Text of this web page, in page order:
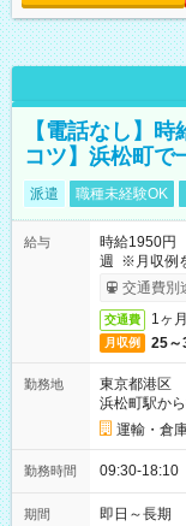
【電話なし】
コツ】浜松町で
派遣 職種未経験OK
給与
時給1950円
週 ※月収例
ービス利用
交通費別
交通費 1ヶ
月収例 25～
勤務地
東京都港区
浜松町駅か
運輸・倉
勤務時間 09:30-18:10
期間 即日～長期